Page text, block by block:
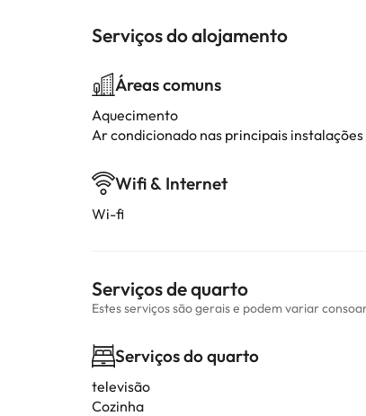
Serviços do alojamento
Áreas comuns
Aquecimento
Ar condicionado nas principais instalações
Wifi & Internet
Wi-fi
Serviços de quarto
Estes serviços são gerais e podem variar
Serviços do quarto
televisão
Cozinha